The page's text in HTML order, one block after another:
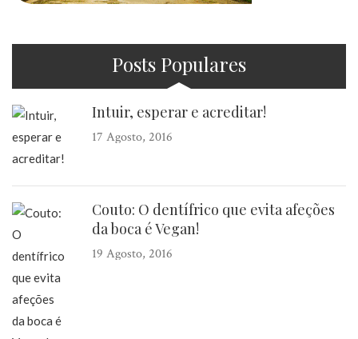
Posts Populares
Intuir, esperar e acreditar!
17 Agosto, 2016
Couto: O dentífrico que evita afeções
da boca é Vegan!
19 Agosto, 2016